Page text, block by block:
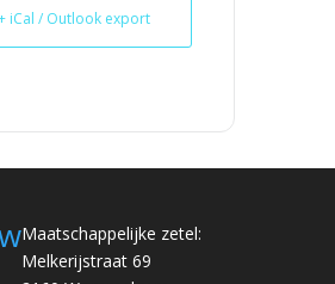
iCal / Outlook export
Maatschappelijke zetel:
Melkerijstraat 69